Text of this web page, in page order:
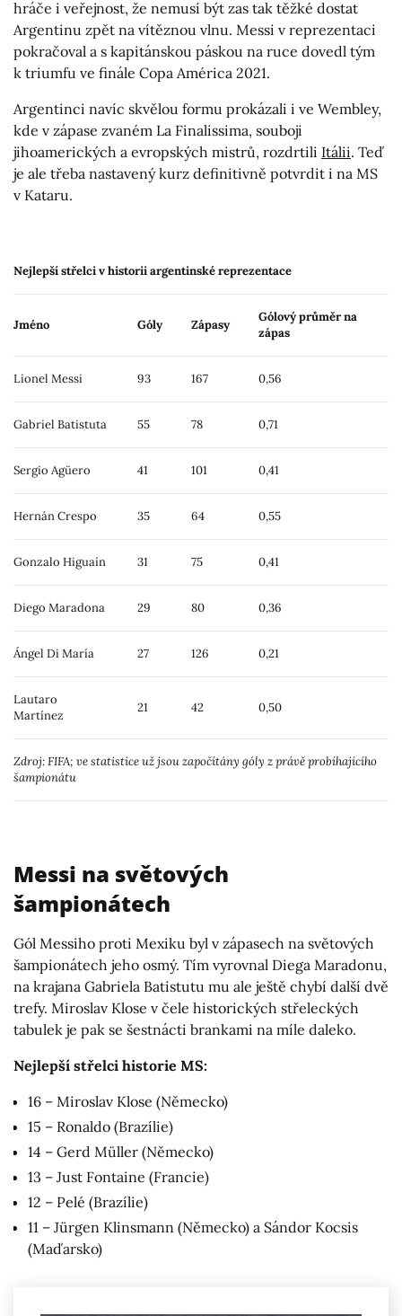
hráče i veřejnost, že nemusí být zas tak těžké dostat
Argentinu zpět na vítěznou vlnu. Messi v reprezentaci
pokračoval a s kapitánskou páskou na ruce dovedl tým
k triumfu ve finále Copa América 2021.
Argentinci navíc skvělou formu prokázali i ve Wembley,
kde v zápase zvaném La Finalissima, souboji
jihoamerických a evropských mistrů, rozdrtili Itálii. Teď
je ale třeba nastavený kurz definitivně potvrdit i na MS
v Kataru.
Nejlepší střelci v historii argentinské reprezentace
Jméno Góly Zápasy
Gólový průměr na
zápas
Lionel Messi 93 167 0,56
Gabriel Batistuta 55 78 0,71
Sergio Agüero 41 101 0,41
Hernán Crespo 35 64 0,55
Gonzalo Higuaín 31 75 0,41
Diego Maradona 29 80 0,36
Ángel Di María 27 126 0,21
Lautaro
Martínez
21 42 0,50
Zdroj: FIFA; ve statistice už jsou započítány góly z právě probíhajícího
šampionátu
Messi na světových
šampionátech
Gól Messiho proti Mexiku byl v zápasech na světových
šampionátech jeho osmý. Tím vyrovnal Diega Maradonu,
na krajana Gabriela Batistutu mu ale ještě chybí další dvě
trefy. Miroslav Klose v čele historických střeleckých
tabulek je pak se šestnácti brankami na míle daleko.
Nejlepší střelci historie MS:
16 – Miroslav Klose (Německo)
15 – Ronaldo (Brazílie)
14 – Gerd Müller (Německo)
13 – Just Fontaine (Francie)
12 – Pelé (Brazílie)
11 – Jürgen Klinsmann (Německo) a Sándor Kocsis
(Maďarsko)